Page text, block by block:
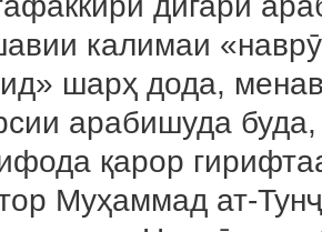
калимаи
шарҳ дода,
арабишуда
қарор
Муҳаммад ат-